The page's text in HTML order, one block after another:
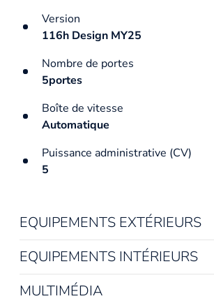
Version
116h Design MY25
Nombre de portes
5portes
Boîte de vitesse
Automatique
Puissance administrative (CV)
5
EQUIPEMENTS EXTÉRIEURS
EQUIPEMENTS INTÉRIEURS
MULTIMÉDIA